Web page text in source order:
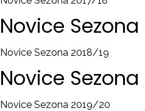
Novice Sezona
Novice Sezona 2018/19
Novice Sezona
Novice Sezona 2019/20